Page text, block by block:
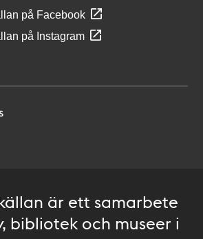
på Facebook
på Instagram
är ett samarbete
bibliotek och museer i